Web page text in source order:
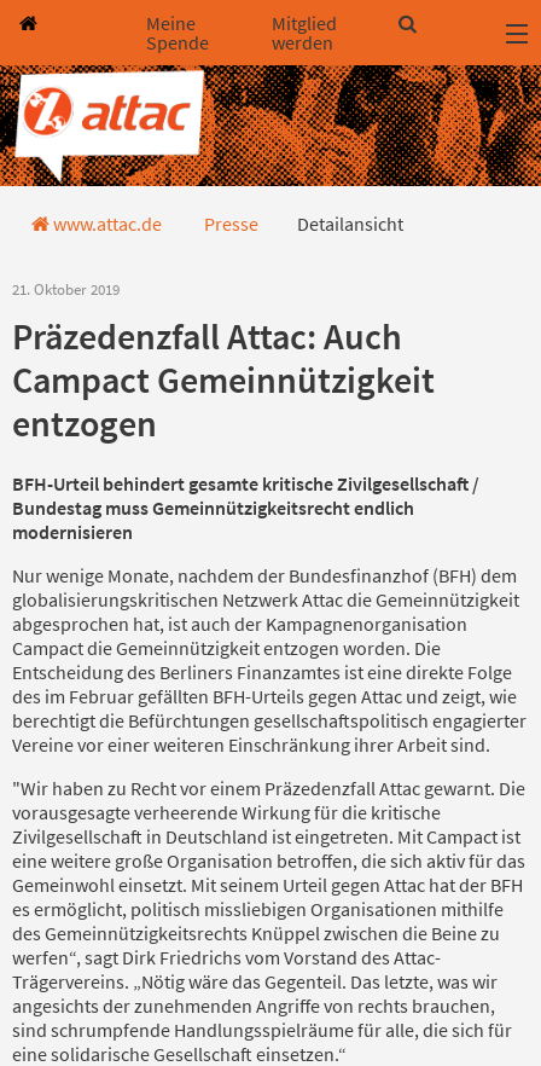
Direkt zum Hauptinhalt springen
Direkt zur Haupt-Navigation springen
Direkt zur Service-Navigation springen
Direkt zur Footer-Navigation springen
Direkt zum Footerinhalt springen
Meine
Spende
Mitglied
werden
Detailansicht Pressemitteilung
www.attac.de Presse Detailansicht
21. Oktober 2019
Präzedenzfall Attac: Auch
Campact Gemeinnützigkeit
entzogen
BFH-Urteil behindert gesamte kritische Zivilgesellschaft /
Bundestag muss Gemeinnützigkeitsrecht endlich
modernisieren
Nur wenige Monate, nachdem der Bundesfinanzhof (BFH) dem
globalisierungskritischen Netzwerk Attac die Gemeinnützigkeit
abgesprochen hat, ist auch der Kampagnenorganisation
Campact die Gemeinnützigkeit entzogen worden. Die
Entscheidung des Berliners Finanzamtes ist eine direkte Folge
des im Februar gefällten BFH-Urteils gegen Attac und zeigt, wie
berechtigt die Befürchtungen gesellschaftspolitisch engagierter
Vereine vor einer weiteren Einschränkung ihrer Arbeit sind.
"Wir haben zu Recht vor einem Präzedenzfall Attac gewarnt. Die
vorausgesagte verheerende Wirkung für die kritische
Zivilgesellschaft in Deutschland ist eingetreten. Mit Campact ist
eine weitere große Organisation betroffen, die sich aktiv für das
Gemeinwohl einsetzt. Mit seinem Urteil gegen Attac hat der BFH
es ermöglicht, politisch missliebigen Organisationen mithilfe
des Gemeinnützigkeitsrechts Knüppel zwischen die Beine zu
werfen“, sagt Dirk Friedrichs vom Vorstand des Attac-
Trägervereins. „Nötig wäre das Gegenteil. Das letzte, was wir
angesichts der zunehmenden Angriffe von rechts brauchen,
sind schrumpfende Handlungsspielräume für alle, die sich für
eine solidarische Gesellschaft einsetzen.“